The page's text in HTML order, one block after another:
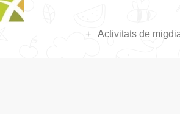
Activitats de